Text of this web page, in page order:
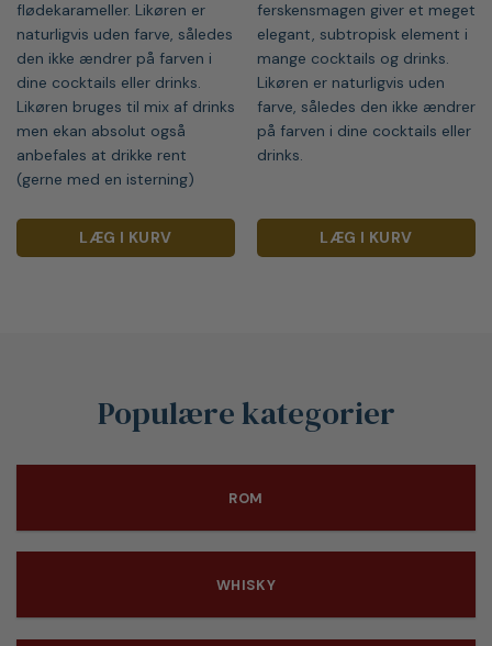
flødekarameller. Likøren er
naturligvis uden farve, således
den ikke ændrer på farven i
dine cocktails eller drinks.
Likøren bruges til mix af drinks
men ekan absolut også
anbefales at drikke rent
(gerne med en isterning)
LÆG I KURV
ferskensmagen giver et meget
elegant, subtropisk element i
mange cocktails og drinks.
Likøren er naturligvis uden
farve, således den ikke ændrer
på farven i dine cocktails eller
drinks.
LÆG I KURV
Populære kategorier
ROM
WHISKY